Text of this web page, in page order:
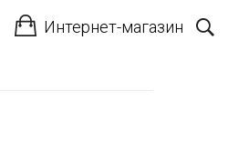
Интернет-магазин